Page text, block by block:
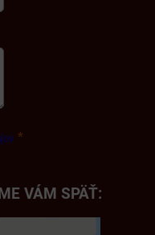
*
VÁM SPÄŤ: